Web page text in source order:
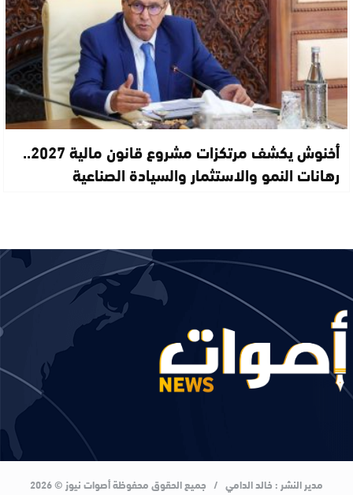
أخنوش يكشف مرتكزات مشروع قانون مالية 2027..
رهانات النمو والاستثمار والسيادة الصناعية
مدير النشر : خالد الدامي / جميع الحقوق محفوظة أصوات نيوز © 2026